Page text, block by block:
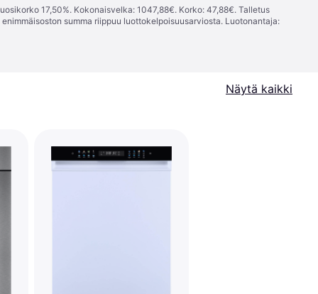
17,50%. Kokonaisvelka: 1047,88€. Korko: 47,88€. Talletus
summa riippuu luottokelpoisuusarviosta. Luotonantaja:
Näytä kaikki